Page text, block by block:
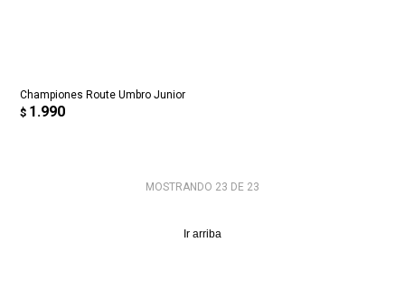
Championes Route Umbro Junior
$ 1.990
MOSTRANDO 23 DE 23
Ir arriba